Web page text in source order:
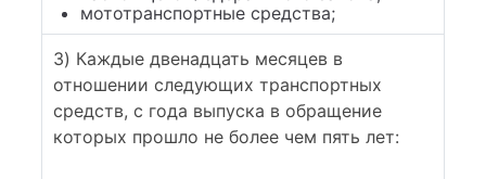
мототранспортные средства;
3) Каждые двенадцать месяцев в
отношении следующих транспортных
средств, с года выпуска в обращение
которых прошло не более чем пять лет: